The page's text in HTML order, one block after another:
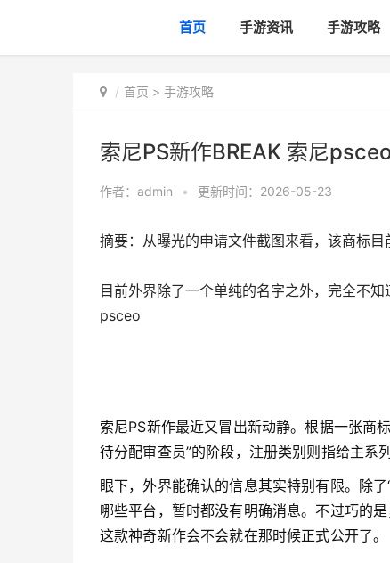
首页 手游资讯 手游攻略
首页 > 手游攻略
索尼PS新作BREAK 索尼
作者： admin • 更新时间：2026-05-23
摘要：从曝光的申请文件截图来看，该商标目
目前外界除了一个单纯的名字之外，完全不
psceo
索尼PS新作最近又冒出新动静。根据一张商
待分配审查员”的阶段，注册类别则指给主系
眼下，外界能确认的信息其实特别有限。除
哪些平台，暂时都没有明确消息。不过巧的
这款神奇新作会不会就在那时候正式公开了。